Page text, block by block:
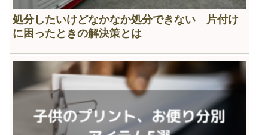
処分したいけどなかなか処分できない 片付け
に困ったときの解決策とは